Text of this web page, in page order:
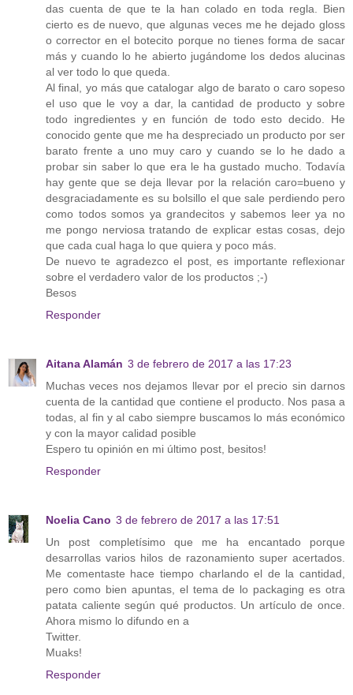
das cuenta de que te la han colado en toda regla. Bien
cierto es de nuevo, que algunas veces me he dejado gloss
o corrector en el botecito porque no tienes forma de sacar
más y cuando lo he abierto jugándome los dedos alucinas
al ver todo lo que queda.
Al final, yo más que catalogar algo de barato o caro sopeso
el uso que le voy a dar, la cantidad de producto y sobre
todo ingredientes y en función de todo esto decido. He
conocido gente que me ha despreciado un producto por ser
barato frente a uno muy caro y cuando se lo he dado a
probar sin saber lo que era le ha gustado mucho. Todavía
hay gente que se deja llevar por la relación caro=bueno y
desgraciadamente es su bolsillo el que sale perdiendo pero
como todos somos ya grandecitos y sabemos leer ya no
me pongo nerviosa tratando de explicar estas cosas, dejo
que cada cual haga lo que quiera y poco más.
De nuevo te agradezco el post, es importante reflexionar
sobre el verdadero valor de los productos ;-)
Besos
Responder
Aitana Alamán 3 de febrero de 2017 a las 17:23
Muchas veces nos dejamos llevar por el precio sin darnos
cuenta de la cantidad que contiene el producto. Nos pasa a
todas, al fin y al cabo siempre buscamos lo más económico
y con la mayor calidad posible
Espero tu opinión en mi último post, besitos!
Responder
Noelia Cano 3 de febrero de 2017 a las 17:51
Un post completísimo que me ha encantado porque
desarrollas varios hilos de razonamiento super acertados.
Me comentaste hace tiempo charlando el de la cantidad,
pero como bien apuntas, el tema de lo packaging es otra
patata caliente según qué productos. Un artículo de once.
Ahora mismo lo difundo en a
Twitter.
Muaks!
Responder